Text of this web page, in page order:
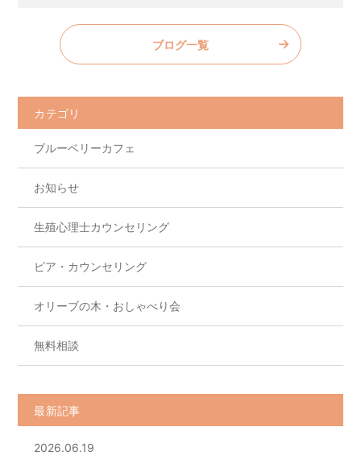
c
e
o
o
k
itt
er
e
ブログ一覧
カテゴリ
ブルーベリーカフェ
お知らせ
生殖心理士カウンセリング
ピア・カウンセリング
オリーブの木・おしゃべり会
無料相談
最新記事
2026.06.19